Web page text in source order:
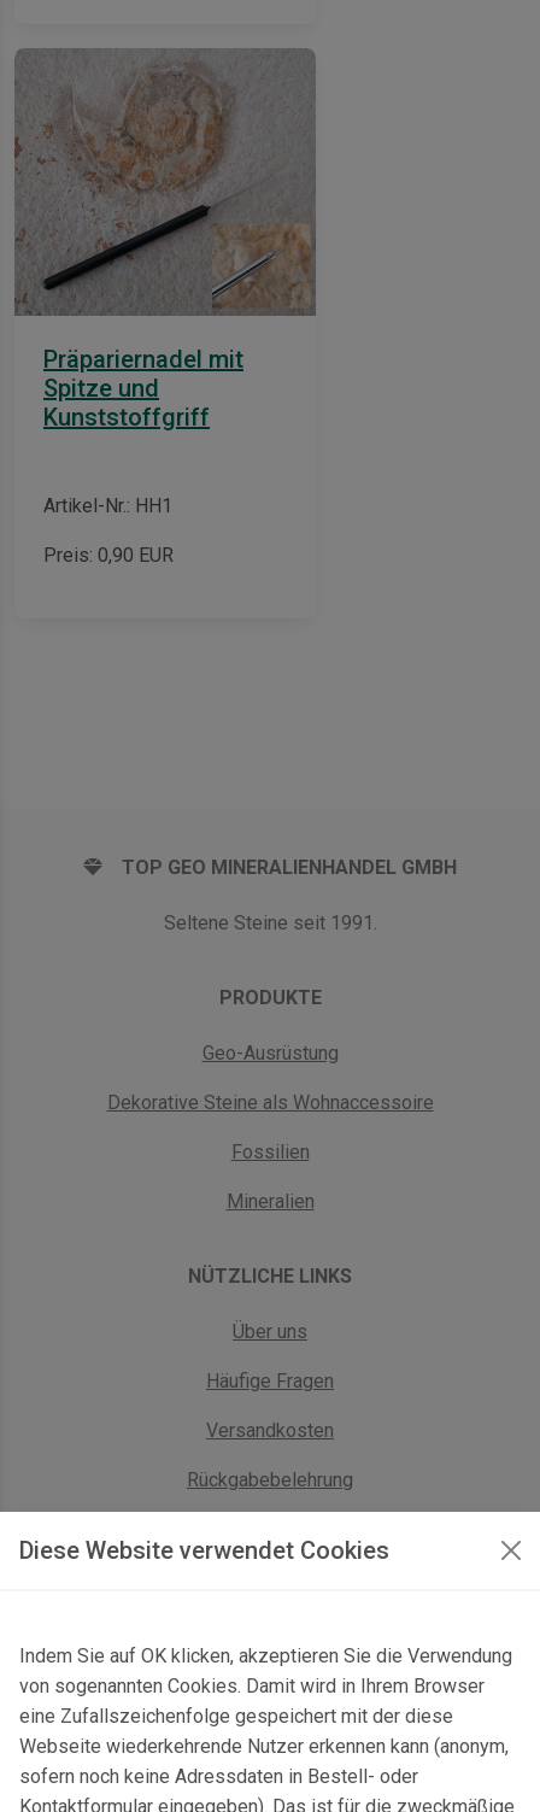
Diese Website verwendet Cookies
Indem Sie auf OK klicken, akzeptieren Sie die Verwendung
von sogenannten Cookies. Damit wird in Ihrem Browser
eine Zufallszeichenfolge gespeichert mit der diese
Webseite wiederkehrende Nutzer erkennen kann (anonym,
sofern noch keine Adressdaten in Bestell- oder
Kontaktformular eingegeben). Das ist für die zweckmäßige
Präpariernadel mit
Spitze und
Kunststoffgriff
Artikel-Nr.: HH1
Preis: 0,90 EUR
TOP GEO MINERALIENHANDEL GMBH
Seltene Steine seit 1991.
PRODUKTE
Geo-Ausrüstung
Dekorative Steine als Wohnaccessoire
Fossilien
Mineralien
NÜTZLICHE LINKS
Über uns
Häufige Fragen
Versandkosten
Rückgabebelehrung
Kontaktformular & Anfahrt
Gersbach 10, 74589 Satteldorf, Deutschland
mail@topgeo.com